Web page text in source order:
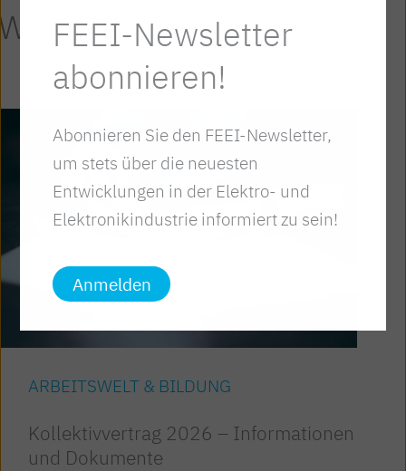
Artikel
ARBEITSWELT & BILDUNG
Kollektivvertrag 2026 – Informationen
und Dokumente
FEEI-Newsletter
abonnieren!
Abonnieren Sie den FEEI-Newsletter,
um stets über die neuesten
Entwicklungen in der Elektro- und
Elektronikindustrie informiert zu sein!
Anmelden